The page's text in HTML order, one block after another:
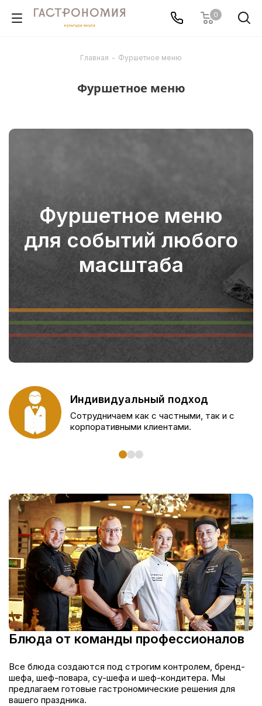
0
Главная - Фуршетное меню
Фуршетное меню
Фуршетное меню
для событий любого
масштаба
Индивидуальный подход
Сотрудничаем как с частными, так и с
корпоративными клиентами.
Блюда от команды профессионалов
Все блюда создаются под строгим контролем, бренд-
шефа, шеф-повара, су-шефа и шеф-кондитера. Мы
предлагаем готовые гастрономические решения для
вашего праздника.